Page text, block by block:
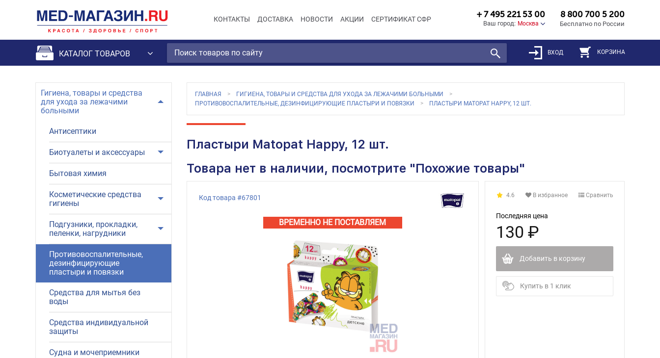
КОНТАКТЫ ДОСТАВКА НОВОСТИ АКЦИИ СЕРТИФИКАТ СФР
+ 7 495 221 53 00
Ваш город: Москва
8 800 700 5 200
Бесплатно по России
КАТАЛОГ ТОВАРОВ ВХОД КОРЗИНА
Гигиена, товары и средства
для ухода за лежачими
больными
Антисептики
Биотуалеты и аксессуары
Бытовая химия
Косметические средства
гигиены
Подгузники, прокладки,
пеленки, нагрудники
Противовоспалительные,
дезинфицирующие
пластыри и повязки
Средства для мытья без
воды
Средства индивидуальной
защиты
Судна и мочеприемники
ГЛАВНАЯ
ГИГИЕНА, ТОВАРЫ И СРЕДСТВА ДЛЯ УХОДА ЗА ЛЕЖАЧИМИ БОЛЬНЫМИ
ПРОТИВОВОСПАЛИТЕЛЬНЫЕ, ДЕЗИНФИЦИРУЮЩИЕ ПЛАСТЫРИ И ПОВЯЗКИ
ПЛАСТЫРИ MATOPAT HAPPY, 12 ШТ.
Пластыри Matopat Happy, 12 шт.
Товара нет в наличии, посмотрите "Похожие товары"
Код товара #67801
ВРЕМЕННО НЕ ПОСТАВЛЯЕМ
4.6 В избранное Сравнить
Последняя цена
130 ₽
Добавить в корзину
Купить в 1 клик